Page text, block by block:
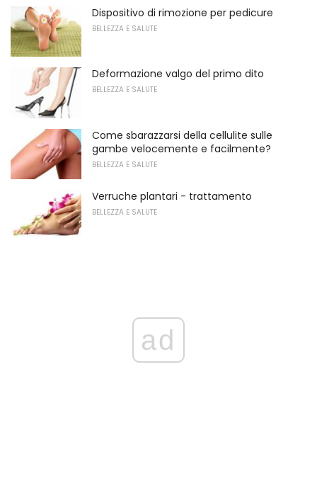
Dispositivo di rimozione per pedicure
BELLEZZA E SALUTE
Deformazione valgo del primo dito
BELLEZZA E SALUTE
Come sbarazzarsi della cellulite sulle
gambe velocemente e facilmente?
BELLEZZA E SALUTE
Verruche plantari - trattamento
BELLEZZA E SALUTE
ad